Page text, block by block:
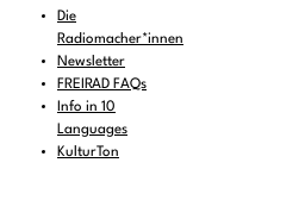
Die
Radiomacher*innen
Newsletter
FREIRAD FAQs
Info in 10
Languages
KulturTon